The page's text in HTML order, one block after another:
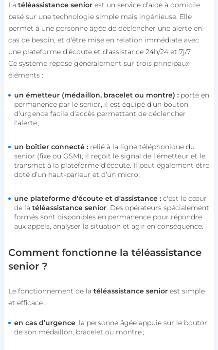
La téléassistance seniorest un service d'aide à domicile
basé sur une technologie simple mais ingénieuse. Elle
permet à une personne âgée de déclencher une alerte en
cas de besoin, et d'être mise en relation immédiate avec
une plateforme d'écoute et d'assistance 24h/24 et 7j/7.
Ce système repose généralement sur trois principaux
éléments :
un émetteur (médaillon, bracelet ou montre) :porté en
permanence par le senior, il est équipé d'un bouton
d’urgence facile d'accès permettant de déclencher
l'alerte ;
un boîtier connecté :relié à la ligne téléphonique du
senior (fixe ou GSM), il reçoit le signal de l'émetteur et le
transmet à la plateforme d'écoute. Il peut également être
doté d’un haut-parleur et d’un micro ;
une plateforme d'écoute et d'assistance :c'est le cœur
de la téléassistance senior. Des opérateurs spécialement
formés sont disponibles en permanence pour répondre
aux appels, analyser la situation et agir en conséquence.
Comment fonctionne la téléassistance
senior ?
Le fonctionnement de la téléassistance seniorest simple
et efficace :
en cas d’urgence, la personne âgée appuie sur le bouton
de son médaillon, bracelet ou montre ;